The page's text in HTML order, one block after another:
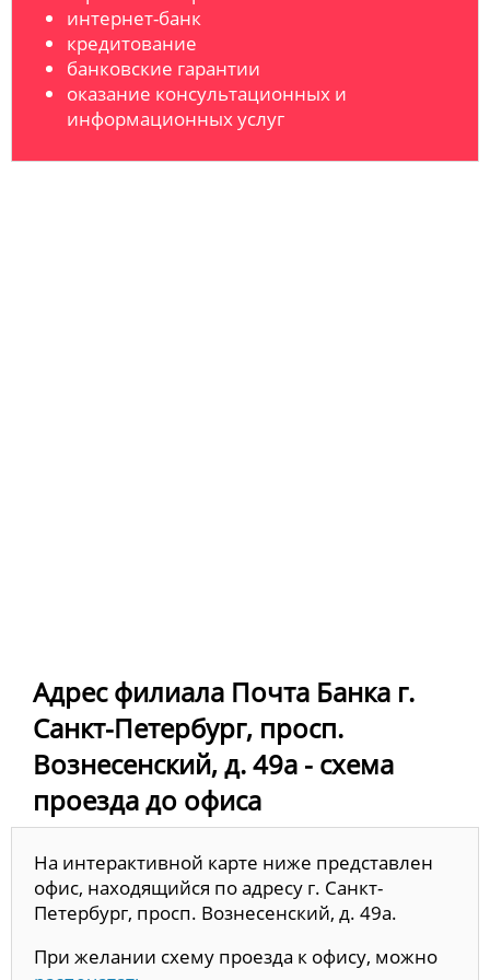
интернет-банк
кредитование
банковские гарантии
оказание консультационных и
информационных услуг
Адрес филиала Почта Банка г.
Санкт-Петербург, просп.
Вознесенский, д. 49а - схема
проезда до офиса
На интерактивной карте ниже представлен
офис, находящийся по адресу г. Санкт-
Петербург, просп. Вознесенский, д. 49а.
При желании схему проезда к офису, можно